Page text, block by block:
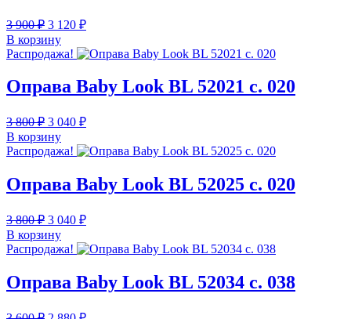
3 900₽ Первоначальная
цена
составляла
3
900 ₽.
3 120 ₽Текущая
3
В корзину
Распродажа!
Оправа Baby Look BL 52021 с. 020
3 800₽ Первоначальная
цена
составляла
3
800 ₽.
3 040 ₽Текущая
3
В корзину
Распродажа!
Оправа Baby Look BL 52025 с. 020
3 800₽ Первоначальная
цена
составляла
3
800 ₽.
3 040 ₽Текущая
3
В корзину
Распродажа!
Оправа Baby Look BL 52034 c. 038
Первоначальная
Текущая